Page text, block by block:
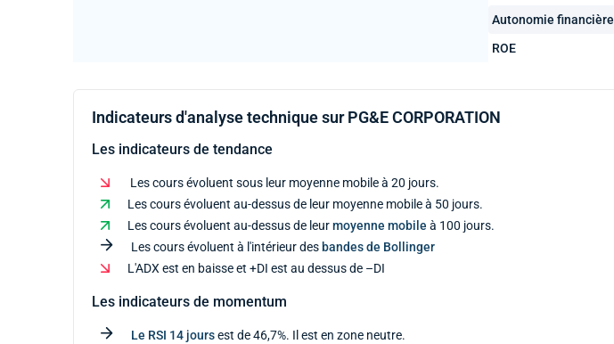
Autonomie financière
ROE
Indicateurs d'analyse technique sur PG&E CORPORATION
Les indicateurs de tendance
Les cours évoluent sous leur moyenne mobile à 20 jours.
Les cours évoluent au-dessus de leur moyenne mobile à 50 jours.
Les cours évoluent au-dessus de leurmoyenne mobile à 100 jours.
Les cours évoluent à l'intérieur des bandes de Bollinger
L'ADX est en baisse et +DI est au dessus de –DI
Les indicateurs de momentum
Le RSI 14 joursest de 46,7%. Il est en zone neutre.